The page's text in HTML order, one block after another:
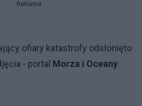
Reklama
ofiary katastrofy odsłonięto
- portal Morza i Oceany.